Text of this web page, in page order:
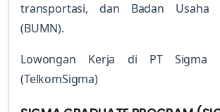
transportasi, dan Badan Usaha
(BUMN).
Lowongan Kerja di PT Sigma
(TelkomSigma)